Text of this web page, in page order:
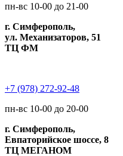
пн-вс 10-00 до 21-00
г. Симферополь,
ул. Механизаторов, 51
ТЦ ФМ
+7 (978) 272-92-48
пн-вс 10-00 до 20-00
г. Симферополь,
Евпаторийское шоссе, 8
ТЦ МЕГАНОМ